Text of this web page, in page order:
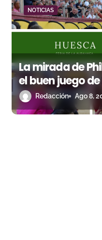
NOTICIAS
La mirada de
el buen juego
arranque de
Redacción Ago 8,